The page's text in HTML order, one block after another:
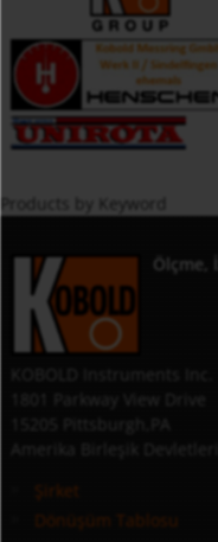
Products by Keyword
Ölçme,
Şirket
Dönüşüm Tablosu